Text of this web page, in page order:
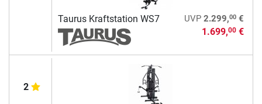
Taurus Kraftstation WS7 UVP 2.299,00€
1.699,00€
2